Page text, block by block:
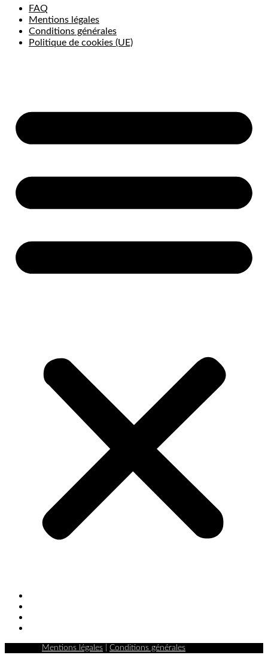
FAQ
Mentions légales
Conditions générales
Politique de cookies (UE)
Mentions légales Conditions générales